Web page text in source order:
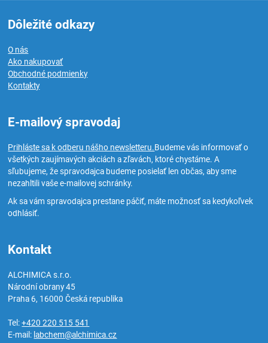
Dôležité odkazy
O nás
Ako nakupovať
Obchodné podmienky
Kontakty
E-mailový spravodaj
Prihláste sa k odberu nášho newsletteru.Budeme vás informovať o
všetkých zaujímavých akciách a zľavách, ktoré chystáme. A
sľubujeme, že spravodajca budeme posielať len občas, aby sme
nezahltili vaše e-mailovej schránky.
Ak sa vám spravodajca prestane páčiť, máte možnosť sa kedykoľvek
odhlásiť.
Kontakt
ALCHIMICA s.r.o.
Národní obrany 45
Praha 6, 16000Česká republika
Tel:+420 220 515 541
E-mail: labchem@alchimica.cz